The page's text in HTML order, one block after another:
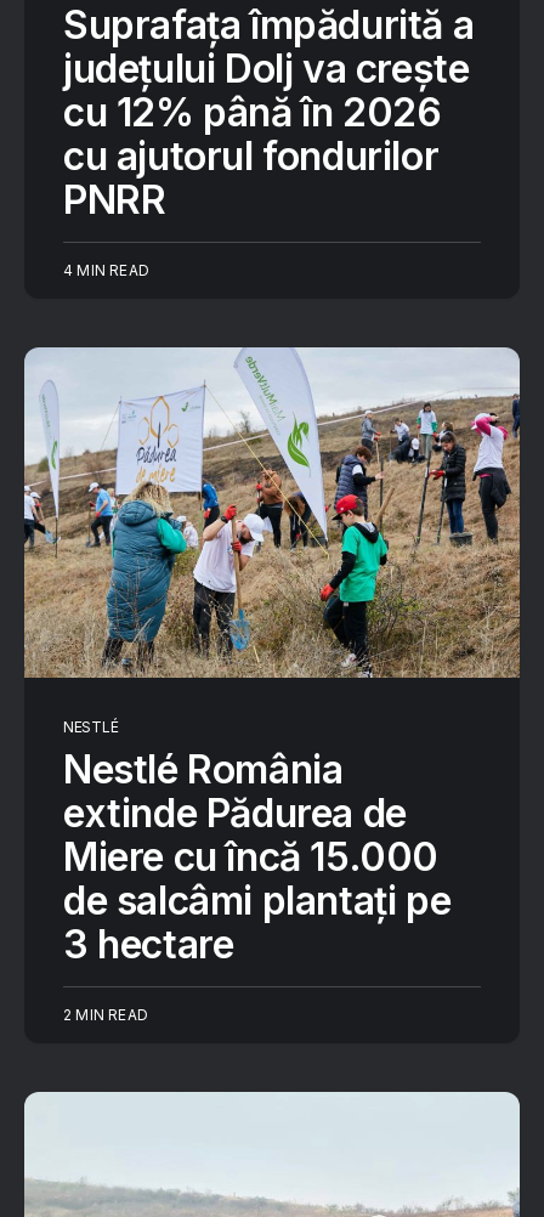
Suprafața împădurită a
județului Dolj va crește
cu 12% până în 2026
cu ajutorul fondurilor
PNRR
4 MIN READ
NESTLÉ
Nestlé România
extinde Pădurea de
Miere cu încă 15.000
de salcâmi plantați pe
3 hectare
2 MIN READ